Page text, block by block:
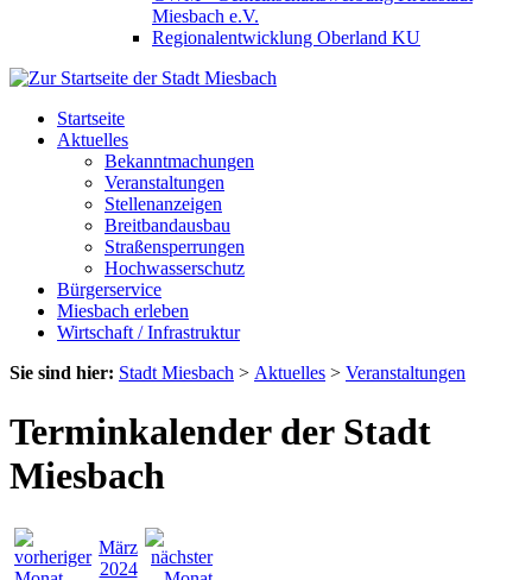
Miesbach e.V.
Regionalentwicklung Oberland KU
Startseite
Aktuelles
Bekanntmachungen
Veranstaltungen
Stellenanzeigen
Breitbandausbau
Straßensperrungen
Hochwasserschutz
Bürgerservice
Miesbach erleben
Wirtschaft / Infrastruktur
Sie sind hier: Stadt Miesbach > Aktuelles > Veranstaltungen
Terminkalender der Stadt
Miesbach
März
2024